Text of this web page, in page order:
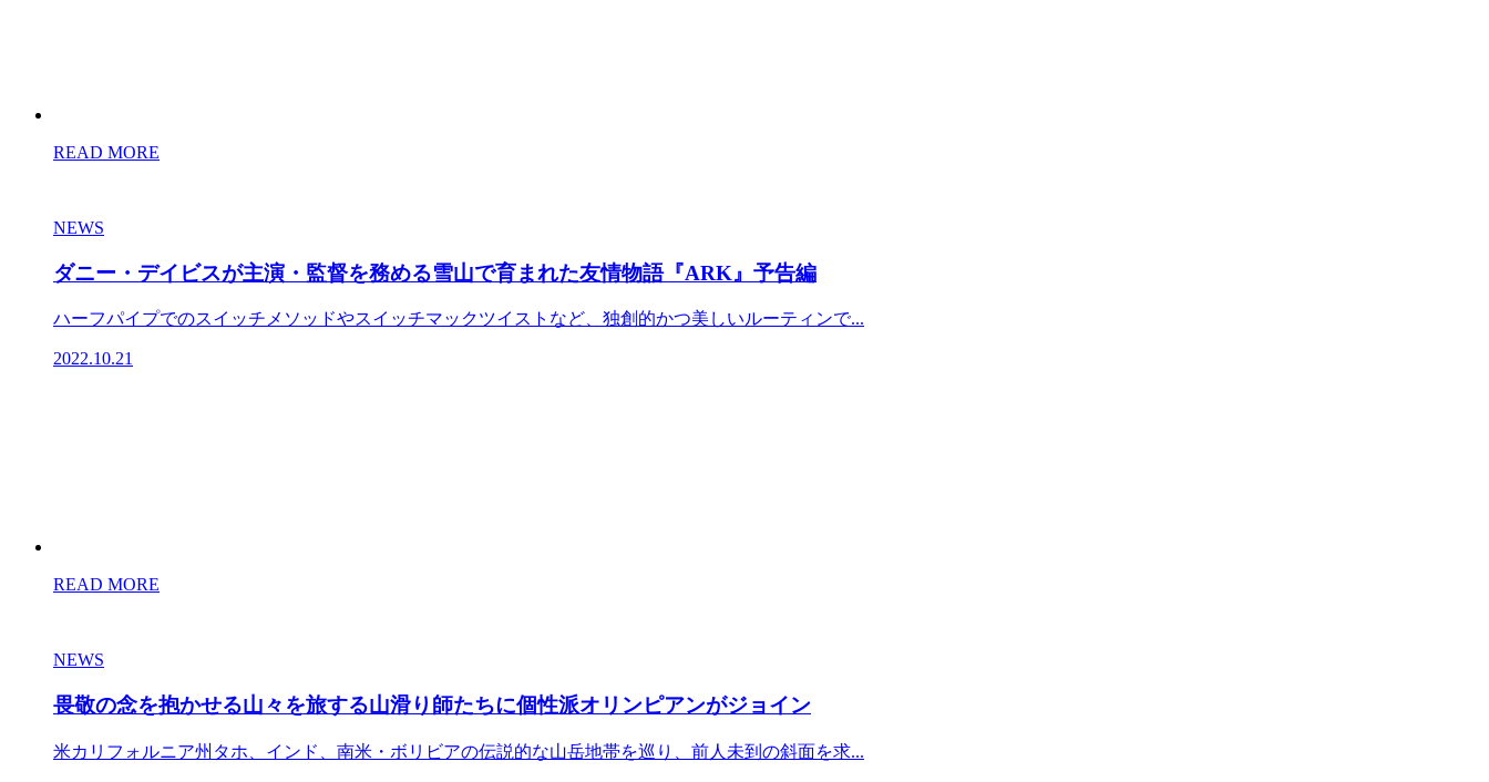
READ MORE
NEWS
ダニー・デイビスが主演・監督を務める雪山で育まれた友情物語『ARK』予告編
ハーフパイプでのスイッチメソッドやスイッチマックツイストなど、独創的かつ美しいルーティンで...
2022.10.21
READ MORE
NEWS
畏敬の念を抱かせる山々を旅する山滑り師たちに個性派オリンピアンがジョイン
米カリフォルニア州タホ、インド、南米・ボリビアの伝説的な山岳地帯を巡り、前人未到の斜面を求...